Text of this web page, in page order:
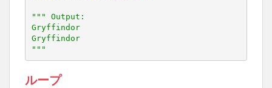
""" Output:
Gryffindor
Gryffindor
"""
ループ